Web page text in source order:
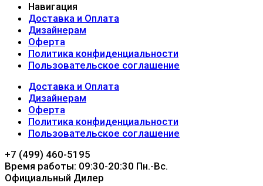
Навигация
Доставка и Оплата
Дизайнерам
Оферта
Политика конфиденциальности
Пользовательское соглашение
Доставка и Оплата
Дизайнерам
Оферта
Политика конфиденциальности
Пользовательское соглашение
+7 (499) 460-5195
Время работы: 09:30-20:30 Пн.-Вc.
Официальный Дилер